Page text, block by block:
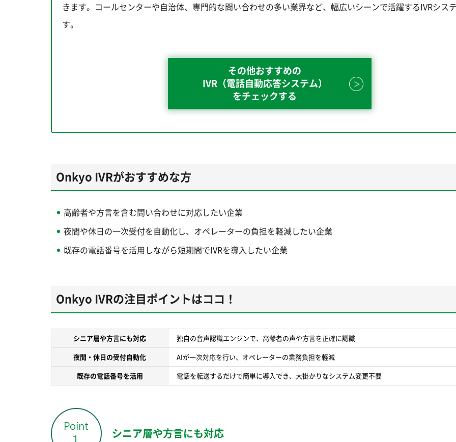
きます。コールセンターや自治体、専門的な問い合わせの多い業界など、幅広いシーンで活躍するIVRシス
す。
その他おすすめの
IVR（電話自動応答システム）
をチェックする
Onkyo IVRがおすすめな方
高齢者や方言を含む問い合わせに対応したい企業
夜間や休日の一次受付を自動化し、オペレーターの負担を軽減したい企業
既存の電話番号を活用しながら短期間でIVRを導入したい企業
Onkyo IVRの注目ポイントはココ！
シニア層や方言にも対応
独自の音声認識エンジンで、高齢者の声や方言を正確に認識
夜間・休日の受付自動化
AIが一次対応を行い、オペレーターの業務負担を軽減
既存の電話番号を活用
電話を転送するだけで簡単に導入でき、大掛かりなシステム変更不要
シニア層や方言にも対応